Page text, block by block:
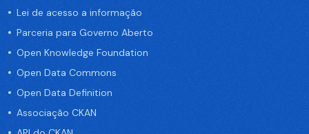
Lei de acesso a informação
Parceria para Governo Aberto
Open Knowledge Foundation
Open Data Commons
Open Data Definition
Associação CKAN